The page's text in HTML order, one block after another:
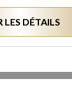
LES DÉTAILS